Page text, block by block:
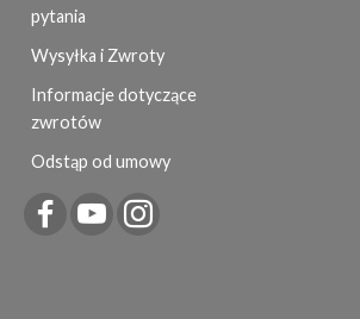
pytania
Wysyłka i Zwroty
Informacje dotyczące
zwrotów
Odstąp od umowy